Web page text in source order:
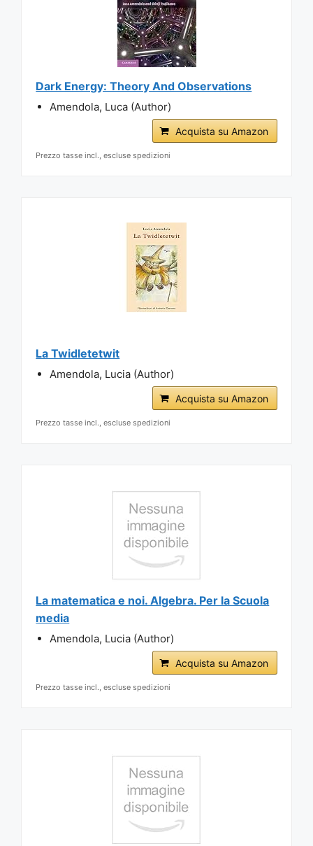
Dark Energy: Theory And Observations
Amendola, Luca (Author)
Acquista su Amazon
Prezzo tasse incl., escluse spedizioni
La Twidletetwit
Amendola, Lucia (Author)
Acquista su Amazon
Prezzo tasse incl., escluse spedizioni
La matematica e noi. Algebra. Per la Scuola
media
Amendola, Lucia (Author)
Acquista su Amazon
Prezzo tasse incl., escluse spedizioni